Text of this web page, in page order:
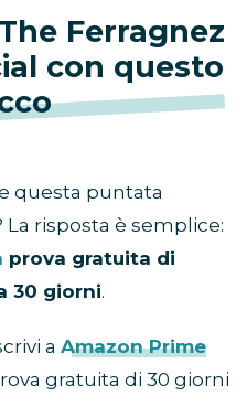
Ferragnez
con questo
questa puntata
risposta è semplice:
prova gratuita di
30 giorni.
a Amazon Prime
gratuita di 30 giorni